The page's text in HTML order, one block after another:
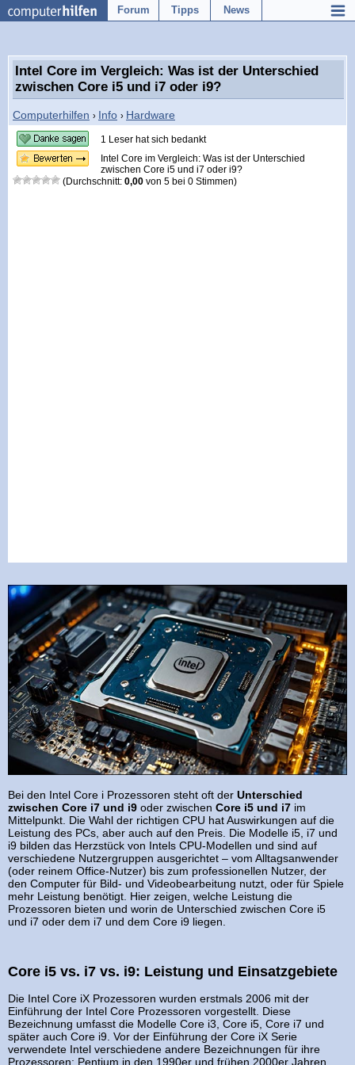
Forum Tipps News
Intel Core im Vergleich: Was ist der Unterschied
zwischen Core i5 und i7 oder i9?
Computerhilfen › Info › Hardware
1 Leser hat sich bedankt
Intel Core im Vergleich: Was ist der Unterschied
zwischen Core i5 und i7 oder i9?
(Durchschnitt: 0,00 von 5 bei 0 Stimmen)
Bei den Intel Core i Prozessoren steht oft der Unterschied
zwischen Core i7 und i9 oder zwischen Core i5 und i7 im
Mittelpunkt. Die Wahl der richtigen CPU hat Auswirkungen auf die
Leistung des PCs, aber auch auf den Preis. Die Modelle i5, i7 und
i9 bilden das Herzstück von Intels CPU-Modellen und sind auf
verschiedene Nutzergruppen ausgerichtet – vom Alltagsanwender
(oder reinem Office-Nutzer) bis zum professionellen Nutzer, der
den Computer für Bild- und Videobearbeitung nutzt, oder für Spiele
mehr Leistung benötigt. Hier zeigen, welche Leistung die
Prozessoren bieten und worin de Unterschied zwischen Core i5
und i7 oder dem i7 und dem Core i9 liegen.
Core i5 vs. i7 vs. i9: Leistung und Einsatzgebiete
Die Intel Core iX Prozessoren wurden erstmals 2006 mit der
Einführung der Intel Core Prozessoren vorgestellt. Diese
Bezeichnung umfasst die Modelle Core i3, Core i5, Core i7 und
später auch Core i9. Vor der Einführung der Core iX Serie
verwendete Intel verschiedene andere Bezeichnungen für ihre
Prozessoren: Pentium in den 1990er und frühen 2000er Jahren,